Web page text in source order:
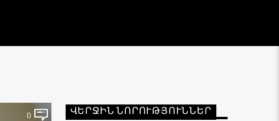
0
ՎԵՐՋԻՆ ՆՈՐՈՒԹՅՈՒՆՆԵՐ